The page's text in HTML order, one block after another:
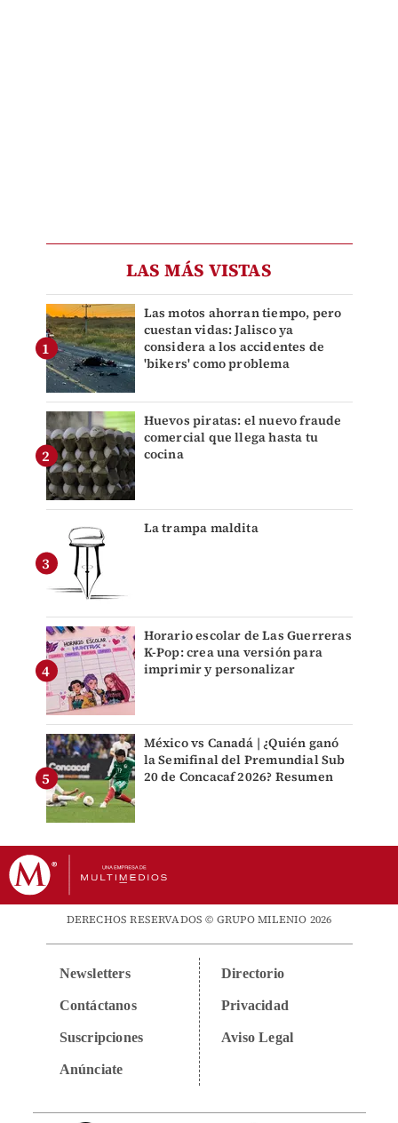
LAS MÁS VISTAS
Las motos ahorran tiempo, pero
cuestan vidas: Jalisco ya
considera a los accidentes de
'bikers' como problema
Huevos piratas: el nuevo fraude
comercial que llega hasta tu
cocina
La trampa maldita
Horario escolar de Las Guerreras
K-Pop: crea una versión para
imprimir y personalizar
México vs Canadá | ¿Quién ganó
la Semifinal del Premundial Sub
20 de Concacaf 2026? Resumen
DERECHOS RESERVADOS © GRUPO MILENIO 2026
Newsletters
Contáctanos
Suscripciones
Anúnciate
Directorio
Privacidad
Aviso Legal